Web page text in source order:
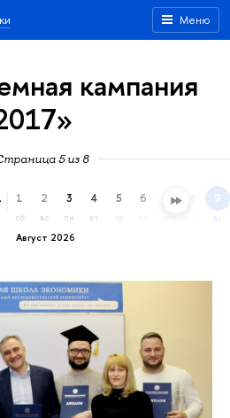
Меню
кампания
5 из 8
Август 2026
1
сб
2
вс
3
пн
4
вт
5 6 7 9
вс